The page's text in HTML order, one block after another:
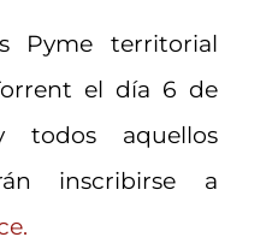
Pyme territorial
el día 6 de
aquellos
inscribirse a